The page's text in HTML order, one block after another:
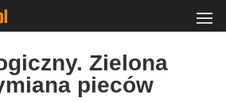
Zielona
pieców